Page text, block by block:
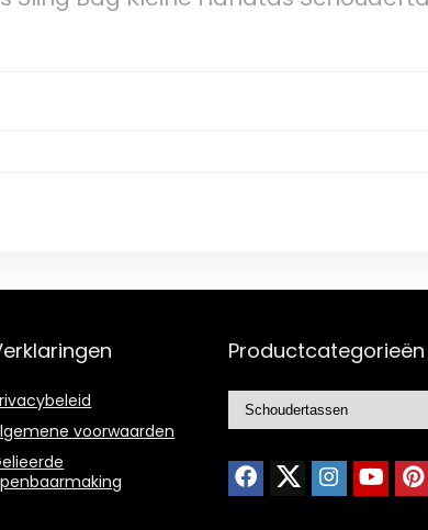
voorwaarden
Productcategorieën